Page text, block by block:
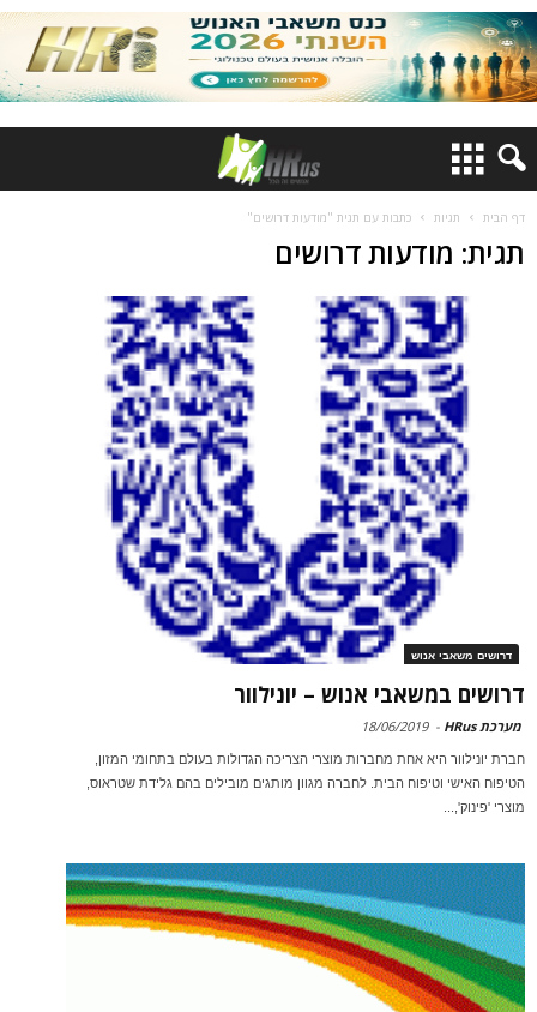
דף הבית תגיות כתבות עם תגית "מודעות דרושים"
תגית: מודעות דרושים
דרושים משאבי אנוש
דרושים במשאבי אנוש – יונילוור
מערכת HRus -
18/06/2019
חברת יונילוור היא אחת מחברות מוצרי הצריכה הגדולות בעולם בתחומי המזון,
הטיפוח האישי וטיפוח הבית. לחברה מגוון מותגים מובילים בהם גלידת שטראוס,
מוצרי 'פינוק',...